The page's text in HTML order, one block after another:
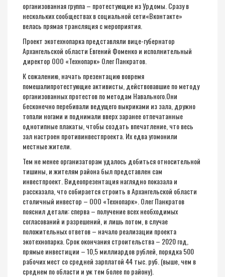
организованная группа – протестующие из Урдомы . Сразу в
несколькихсообществах в социальной сети«Вконтакте»
велась прямая трансляция с мероприятия.
Проект экотехнопаркапредставляли вице-губернатор
Архангельской области Евгений Фоменко и исполнительный
директор ООО «Технопарк» Олег Панкратов.
К сожалению, начать презентацию вовремя
помешалипротестующие активисты, действовавшиепо методу
организованных протестов по методам НавальногоОни
бесконечно перебивали ведущего выкриками из зала, дружно
топали ногами и поднимали вверхзаранее отпечатанные
однотипныеплакаты , чтобы создать впечатление, что весь
зал настроен противинвестпроекта Их едва угомонили
местные жители
Тем не менее организаторамудалось добитьсяотносительной
тишины , и жителям района был представлен сам
инвестпроект Видеопрезентациянаглядно показала и
рассказала , что собирается строить в Архангельской области
столичный инвестор – ООО «Технопарк». Олег Панкратов
пояснил детали:сперва – получение всех необходимых
согласований и разрешений, и лишь потом, в случае
положительных ответов – начало реализации проекта
экотехнопарка . Срок окончания строительства – 2020 год,
прямые инвестиции – 10,5 миллиардов рублей, порядка500
рабочих мест со средней зарплатой 44 тыс. руб. (выше, чем в
среднем по области и уж тем более по району).